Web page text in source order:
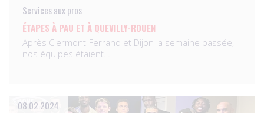
Services aux pros
ÉTAPES À PAU ET À QUEVILLY-ROUEN
Après Clermont-Ferrand et Dijon la semaine passée,
nos équipes étaient…
08.02.2024